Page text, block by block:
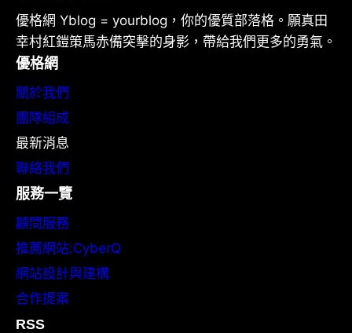
優格網 Yblog = yourblog，你的優質部落格。願真田
幸村紅鎧策馬赤備突擊的身影，帶給我們更多的勇氣。
優格網
關於我們
團隊組成
最新消息
聯絡我們
服務一覽
顧問服務
推薦網站:CyberQ
網站設計與建構
合作提案
RSS